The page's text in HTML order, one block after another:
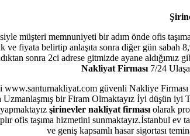
müşteri memnuniyeti bir adım önde ofis
fiyata belirtip anlaşıta sonra diğer gün sabah
sonra 2ci adrese gitmizde ayane
Nakliyat Firması7/24
www.santurnakliyat.com güvenli Nakliye
Uzmanlaşmış bir Firam Olmaktayız İyi düşün iyi
şirinevler nakliyat firması olarak
ofis taşıma hizmetini sunmaktayız.İstanbul ev
ve geniş kapsamlı hasar sigortası